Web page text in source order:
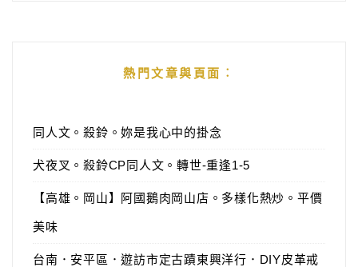
熱門文章與頁面︰
同人文。殺鈴。妳是我心中的掛念
犬夜叉。殺鈴CP同人文。轉世-重逢1-5
【高雄。岡山】阿國鵝肉岡山店。多樣化熱炒。平價
美味
台南．安平區．遊訪市定古蹟東興洋行．DIY皮革戒